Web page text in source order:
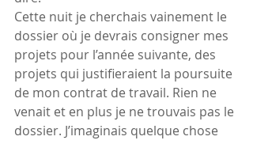
Cette nuit je cherchais vainement le
dossier où je devrais consigner mes
projets pour l’année suivante, des
projets qui justifieraient la poursuite
de mon contrat de travail. Rien ne
venait et en plus je ne trouvais pas le
dossier. J’imaginais quelque chose